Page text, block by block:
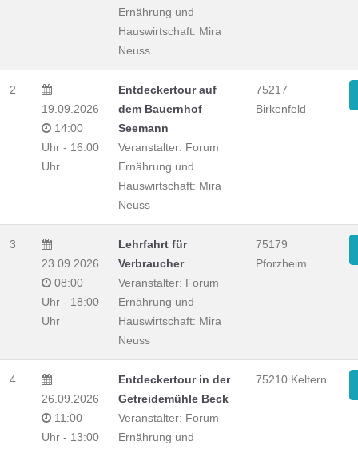
Ernährung und
Hauswirtschaft: Mira
Neuss
2
19.09.2026
14:00
Uhr - 16:00
Uhr
Entdeckertour auf
dem Bauernhof
Seemann
Veranstalter: Forum
Ernährung und
Hauswirtschaft: Mira
Neuss
75217
Birkenfeld
3
23.09.2026
08:00
Uhr - 18:00
Uhr
Lehrfahrt für
Verbraucher
Veranstalter: Forum
Ernährung und
Hauswirtschaft: Mira
Neuss
75179
Pforzheim
4
26.09.2026
11:00
Uhr - 13:00
Entdeckertour in der
Getreidemühle Beck
Veranstalter: Forum
Ernährung und
75210 Keltern